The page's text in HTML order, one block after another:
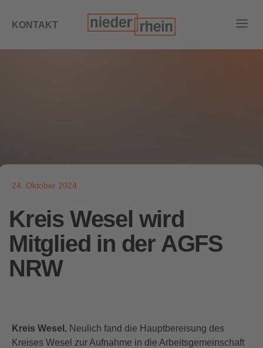
KONTAKT
24. Oktober 2024
Kreis Wesel wird
Mitglied in der AGFS
NRW
Kreis Wesel. Neulich fand die Hauptbereisung des
Kreises Wesel zur Aufnahme in die Arbeitsgemeinschaft